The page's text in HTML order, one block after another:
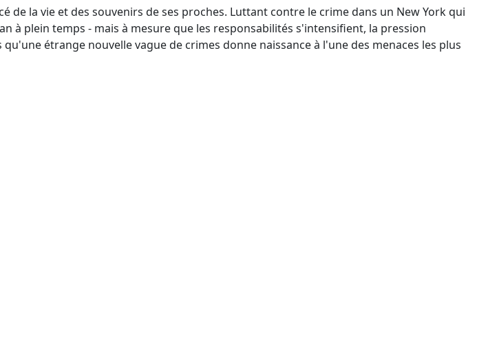
la vie et des souvenirs de ses proches. Luttant contre le crime dans un New York qui
à plein temps - mais à mesure que les responsabilités s'intensifient, la pression
étrange nouvelle vague de crimes donne naissance à l'une des menaces les plus